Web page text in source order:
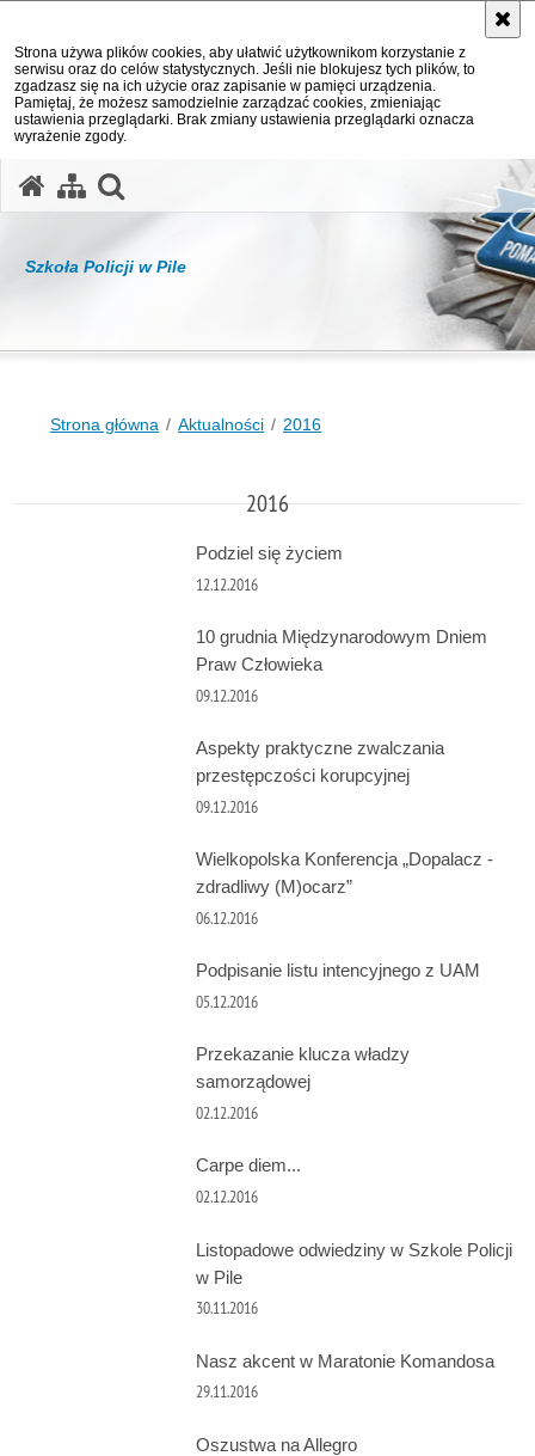
Strona używa plików cookies, aby ułatwić użytkownikom korzystanie z
serwisu oraz do celów statystycznych. Jeśli nie blokujesz tych plików, to
zgadzasz się na ich użycie oraz zapisanie w pamięci urządzenia.
Pamiętaj, że możesz samodzielnie zarządzać cookies, zmieniając
ustawienia przeglądarki. Brak zmiany ustawienia przeglądarki oznacza
wyrażenie zgody.
Szkoła Policji w Pile
Strona główna Aktualności 2016
2016
Podziel się życiem
12.12.2016
10 grudnia Międzynarodowym Dniem
Praw Człowieka
09.12.2016
Aspekty praktyczne zwalczania
przestępczości korupcyjnej
09.12.2016
Wielkopolska Konferencja „Dopalacz -
zdradliwy (M)ocarz”
06.12.2016
Podpisanie listu intencyjnego z UAM
05.12.2016
Przekazanie klucza władzy
samorządowej
02.12.2016
Carpe diem...
02.12.2016
Listopadowe odwiedziny w Szkole Policji
w Pile
30.11.2016
Nasz akcent w Maratonie Komandosa
29.11.2016
Oszustwa na Allegro